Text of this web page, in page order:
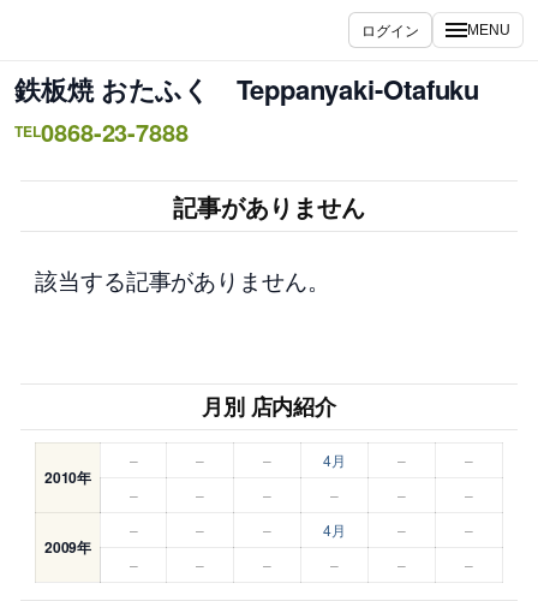
を
ス
キ
ログイン MENU
鉄板焼 おたふく Teppanyaki-Otafuku
TEL0868-23-7888
記事がありません
該当する記事がありません。
月別 店内紹介
2010年
– – – 4月 –
–
–
– – – – –
2009年
– – – 4月 –
–
–
– – – – –